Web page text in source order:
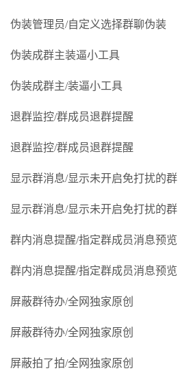
伪装管理员/自定义选择群聊伪装
伪装成群主装逼小工具
伪装成群主/装逼小工具
退群监控/群成员退群提醒
退群监控/群成员退群提醒
显示群消息/显示未开启免打扰的群
显示群消息/显示未开启免打扰的群
群内消息提醒/指定群成员消息预览
群内消息提醒/指定群成员消息预览
屏蔽群待办/全网独家原创
屏蔽群待办/全网独家原创
屏蔽拍了拍/全网独家原创